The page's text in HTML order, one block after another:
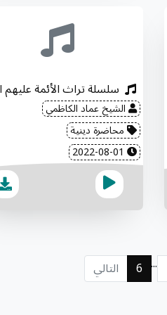
الشيخ عماد الكاظمي
محاضرة دينية
...
6 التالي